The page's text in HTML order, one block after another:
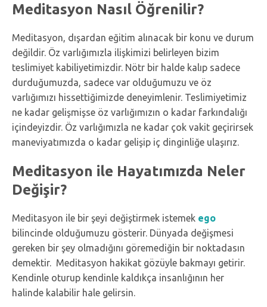
Meditasyon Nasıl Öğrenilir?
Meditasyon, dışardan eğitim alınacak bir konu ve durum
değildir. Öz varlığımızla ilişkimizi belirleyen bizim
teslimiyet kabiliyetimizdir. Nötr bir halde kalıp sadece
durduğumuzda, sadece var olduğumuzu ve öz
varlığımızı hissettiğimizde deneyimlenir. Teslimiyetimiz
ne kadar gelişmişse öz varlığımızın o kadar farkındalığı
içindeyizdir. Öz varlığımızla ne kadar çok vakit geçirirsek
maneviyatımızda o kadar gelişip iç dinginliğe ulaşırız.
Meditasyon ile Hayatımızda Neler
Değişir?
Meditasyon ile bir şeyi değiştirmek istemek ego
bilincinde olduğumuzu gösterir. Dünyada değişmesi
gereken bir şey olmadığını göremediğin bir noktadasın
demektir. Meditasyon hakikat gözüyle bakmayı getirir.
Kendinle oturup kendinle kaldıkça insanlığının her
halinde kalabilir hale gelirsin.